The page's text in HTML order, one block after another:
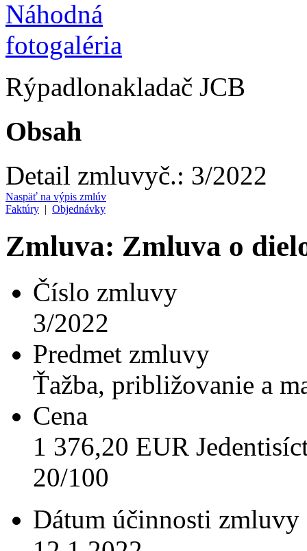
Rýpadlonakladač JCB
Obsah
Detail zmluvyč.: 3/2022
Naspäť na výpis zmlúv
Faktúry | Objednávky
Zmluva: Zmluva o
Číslo zmluvy
3/2022
Predmet zmluvy
Ťažba, približovanie a
Cena
1 376,20 EUR
20/100
Dátum účinnosti zmluvy